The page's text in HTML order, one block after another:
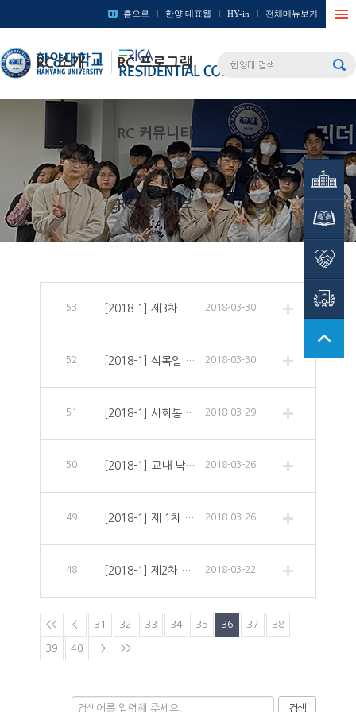
College
홈으로 한양 대표웹 HY-in 전체메뉴보기
RC 소개 RC 프로그램
RC 커뮤니티
RC 아카이브
53 [2018-1] 제3차 정례회의 안내 2018-03-30
52 [2018-1] 식목일 봉사활동 안내 2018-03-30
51 [2018-1] 사회봉사 특강 안내 2018-03-29
50 [2018-1] 교내 낙엽 정화 봉사자 모집 2018-03-26
49 [2018-1] 제 1차 월례회의 안내 2018-03-26
48 [2018-1] 제2차 리더십 특강 2018-03-22
<< < 31 32 33 34 35 36 37 38
39 40 > >>
검색
창의인재원
학술정보관
사회봉사단
HY-
CDP시스템